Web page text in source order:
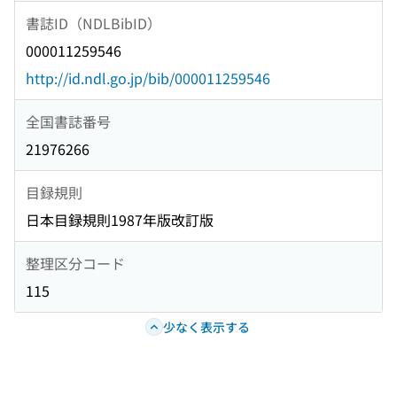
書誌ID（NDLBibID）
000011259546
http://id.ndl.go.jp/bib/000011259546
全国書誌番号
21976266
目録規則
日本目録規則1987年版改訂版
整理区分コード
115
少なく表示する